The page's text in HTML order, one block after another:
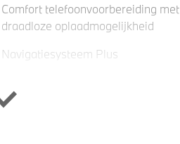
Comfort telefoonvoorbereiding met
draadloze oplaadmogelijkheid
Navigatiesysteem Plus